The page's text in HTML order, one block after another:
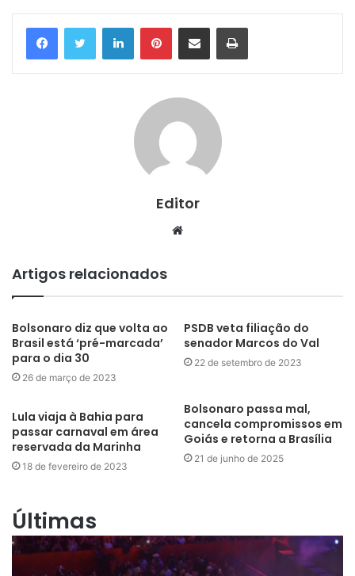
LinkedinPinterestCompartilhar via e-mail Imprimir
Editor
Website
Artigos relacionados
Bolsonaro diz que volta ao
Brasil está ‘pré-marcada’
para o dia 30
26 de março de 2023
PSDB veta filiação do
senador Marcos do Val
22 de setembro de 2023
Lula viaja à Bahia para
passar carnaval em área
reservada da Marinha
18 de fevereiro de 2023
Bolsonaro passa mal,
cancela compromissos em
Goiás e retorna a Brasília
21 de junho de 2025
Últimas